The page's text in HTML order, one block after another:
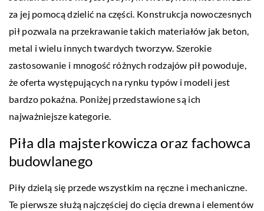
za jej pomocą dzielić na części. Konstrukcja nowoczesnych
pił pozwala na przekrawanie takich materiałów jak beton,
metal i wielu innych twardych tworzyw. Szerokie
zastosowanie i mnogość różnych rodzajów pił powoduje,
że oferta występujących na rynku typów i modeli jest
bardzo pokaźna. Poniżej przedstawione są ich
najważniejsze kategorie.
Piła dla majsterkowicza oraz fachowca
budowlanego
Piły dzielą się przede wszystkim na ręczne i mechaniczne.
Te pierwsze służą najczęściej do cięcia drewna i elementów